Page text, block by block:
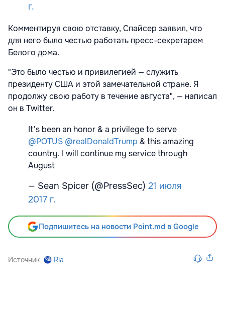
г.
Комментируя свою отставку, Спайсер заявил, что
для него было честью работать пресс-секретарем
Белого дома.
"Это было честью и привилегией — служить
президенту США и этой замечательной стране. Я
продолжу свою работу в течение августа", — написал
он в Twitter.
It's been an honor & a privilege to serve
@POTUS @realDonaldTrump & this amazing
country. I will continue my service through
August
— Sean Spicer (@PressSec) 21 июля
2017 г.
Подпишитесь на новости Point.md в Google
Источник Ria